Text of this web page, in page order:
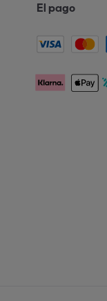
El pago